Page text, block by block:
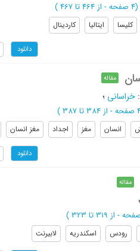
(‎4 صفحه - از 464 تا 467 )
کلیسا ایتالیا کاردینال
دانلود
مقاله
: خراسانی ؛
از 384 تا 387 )
انسان مغز اجداد مغز انسان
دانلود
مقاله
؛
از 319 تا 323 )
رودس اسکندریه لابیرنت